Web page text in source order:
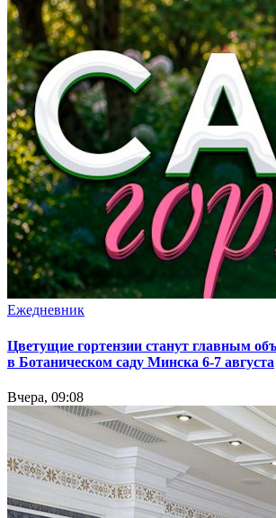
Ежедневник
Цветущие гортензии станут главным
в Ботаническом саду Минска 6-7 августа
Вчера, 09:08